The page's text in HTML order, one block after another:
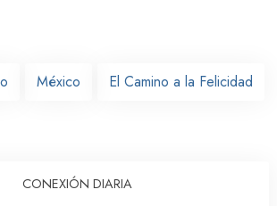
México El Camino a la Felicidad
CONEXIÓN DIARIA